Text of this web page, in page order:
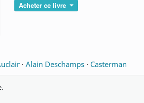
Acheter ce livre
· Alain Deschamps · Casterman